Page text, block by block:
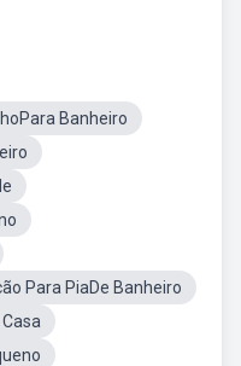
Banheiro
Para PiaDe Banheiro